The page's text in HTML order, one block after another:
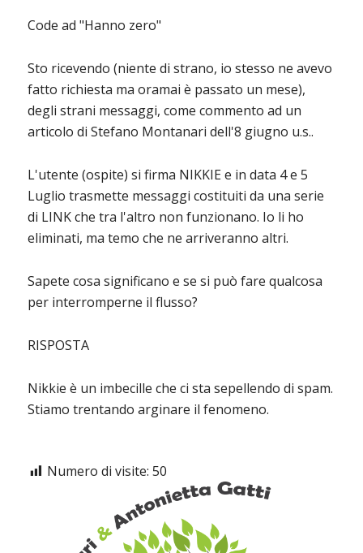
Code ad "Hanno zero"
Sto ricevendo (niente di strano, io stesso ne avevo
fatto richiesta ma oramai è passato un mese),
degli strani messaggi, come commento ad un
articolo di Stefano Montanari dell'8 giugno u.s..
L'utente (ospite) si firma NIKKIE e in data 4 e 5
Luglio trasmette messaggi costituiti da una serie
di LINK che tra l'altro non funzionano. Io li ho
eliminati, ma temo che ne arriveranno altri.
Sapete cosa significano e se si può fare qualcosa
per interromperne il flusso?
RISPOSTA
Nikkie è un imbecille che ci sta sepellendo di spam.
Stiamo trentando arginare il fenomeno.
Numero di visite: 50